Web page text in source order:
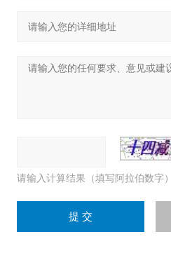
请输入计算结果（填写阿拉伯数字